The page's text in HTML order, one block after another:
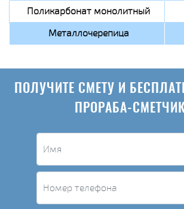
Поликарбонат монолитный
Металлочерепица
ПОЛУЧИТЕ СМЕТУ И
ПРОРАБА-